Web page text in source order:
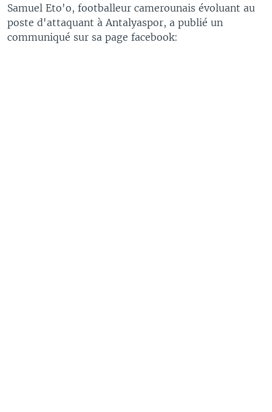
Samuel Eto'o, footballeur camerounais évoluant au
poste d'attaquant à Antalyaspor, a publié un
communiqué sur sa page facebook: